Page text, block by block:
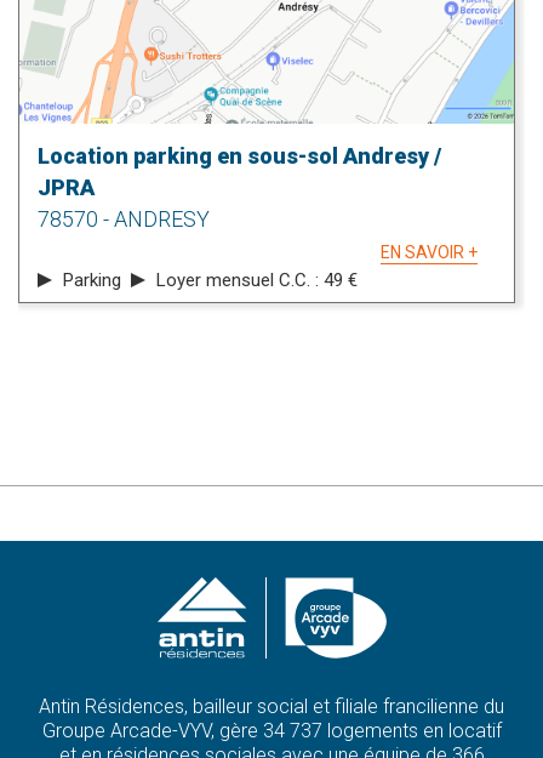
Location parking en sous-sol Andresy /
JPRA
78570 - ANDRESY
Parking Loyer mensuel C.C. : 49 €
EN SAVOIR +
Antin Résidences, bailleur social et filiale francilienne du
Groupe Arcade-VYV, gère 34 737 logements en locatif